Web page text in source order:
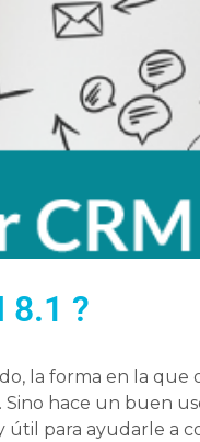
8.1 ?
la forma en la que
hace un buen
para ayudarle a